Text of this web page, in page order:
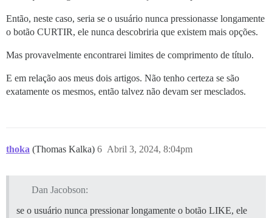
Então, neste caso, seria se o usuário nunca pressionasse longamente
o botão CURTIR, ele nunca descobriria que existem mais opções.
Mas provavelmente encontrarei limites de comprimento de título.
E em relação aos meus dois artigos. Não tenho certeza se são
exatamente os mesmos, então talvez não devam ser mesclados.
thoka (Thomas Kalka) Abril 3, 2024, 8:04pm
6
Dan Jacobson:
se o usuário nunca pressionar longamente o botão LIKE, ele